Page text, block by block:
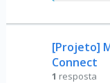
[Projeto]
Connect
1 resposta